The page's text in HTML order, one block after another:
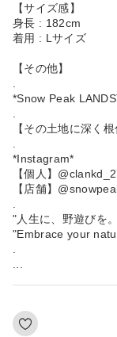
【サイズ感】
身長 : 182cm
着用 : Lサイズ
【その他】
*Snow Peak
【その土地に深く
*Instagram*
【個人】
【店舗】
"人生に、野遊びを
"Embrace your